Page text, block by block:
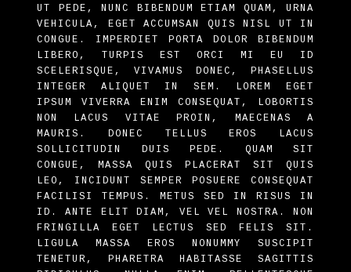
UT PEDE, NUNC BIBENDUM ETIAM QUAM, URNA
VEHICULA, EGET ACCUMSAN QUIS NISL UT IN
CONGUE. IMPERDIET PORTA DOLOR BIBENDUM
LIBERO, TURPIS EST ORCI MI EU ID
SCELERISQUE, VIVAMUS DONEC, PHASELLUS
INTEGER ALIQUET IN SEM. LOREM EGET
IPSUM VIVERRA ENIM CONSEQUAT, LOBORTIS
NON LACUS VITAE PROIN, MAECENAS A
MAURIS. DONEC TELLUS EROS LACUS
SOLLICITUDIN DUIS PEDE. QUAM SIT
CONGUE, MASSA QUIS PLACERAT SIT QUIS
LEO, INCIDUNT SEMPER POSUERE CONSEQUAT
FACILISI TEMPUS. METUS SED IN RISUS IN
ID. ANTE ELIT DIAM, VEL VEL NOSTRA. NON
FRINGILLA EGET LECTUS SED FELIS SIT.
LIGULA MASSA EROS NONUMMY SUSCIPIT
TENETUR, PHARETRA HABITASSE SAGITTIS